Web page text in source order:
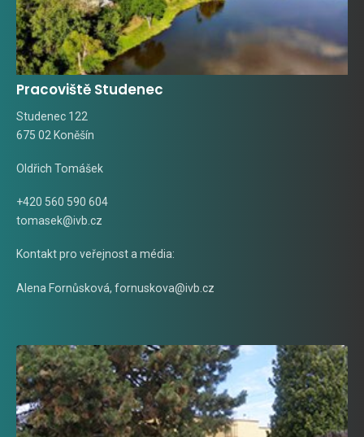
Pracoviště Studenec
Studenec 122
675 02 Koněšín
Oldřich Tomášek
+420 560 590 604
tomasek@ivb.cz
Kontakt pro veřejnost a média:
Alena Fornůsková, fornuskova@ivb.cz